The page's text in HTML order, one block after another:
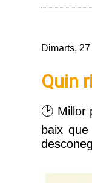
Dimarts,
Quin
🕑 Millor
baix